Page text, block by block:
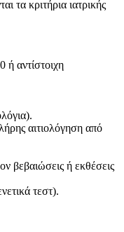
τα κριτήρια ιατρικής
αντίστοιχη
αιτιολόγηση από
βεβαιώσεις ή εκθέσεις
τεστ).